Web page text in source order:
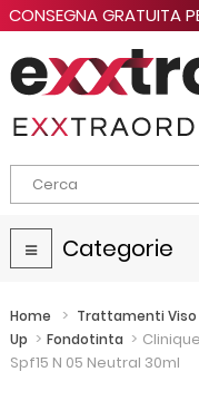
CONSEGNA GRATUITA
Navigazione
Toggle
Categorie
Home > Trattamenti Viso
Up > Fondotinta >
Spf15 N 05 Neutral 30ml